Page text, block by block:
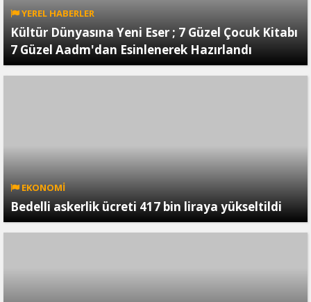
YEREL HABERLER
Kültür Dünyasına Yeni Eser ; 7 Güzel Çocuk Kitabı
7 Güzel Aadm'dan Esinlenerek Hazırlandı
EKONOMİ
Bedelli askerlik ücreti 417 bin liraya yükseltildi